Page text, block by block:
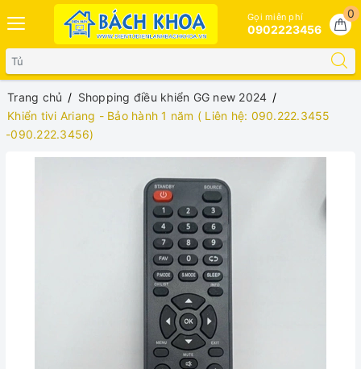
0
Gọi miễn phí
0902223456
Trang chủ
Shopping điều khiển GG new 2024
Khiển tivi Ariang - Bảo hành 1 năm ( Liên hệ: 090.222.3455
-090.222.3456)